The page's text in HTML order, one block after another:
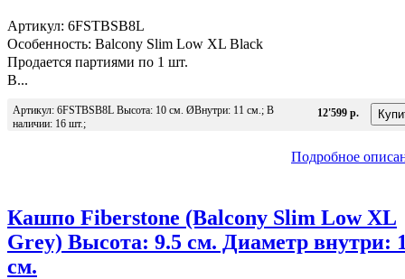
Артикул: 6FSTBSB8L
Особенность: Balcony Slim Low XL Black
Продается партиями по 1 шт.
В...
Артикул: 6FSTBSB8L Высота: 10 см. ØВнутри: 11 см.; В
наличии: 16 шт.;
12'599 р.
Подробное
Кашпо Fiberstone (Balcony Slim Low XL
Grey) Высота: 9.5 см. Диаметр внутри:
см.